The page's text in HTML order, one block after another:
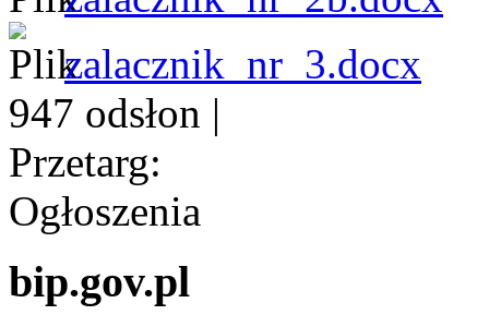
zalacznik_nr_3.docx
947 odsłon |
Przetarg:
Ogłoszenia
bip.gov.pl